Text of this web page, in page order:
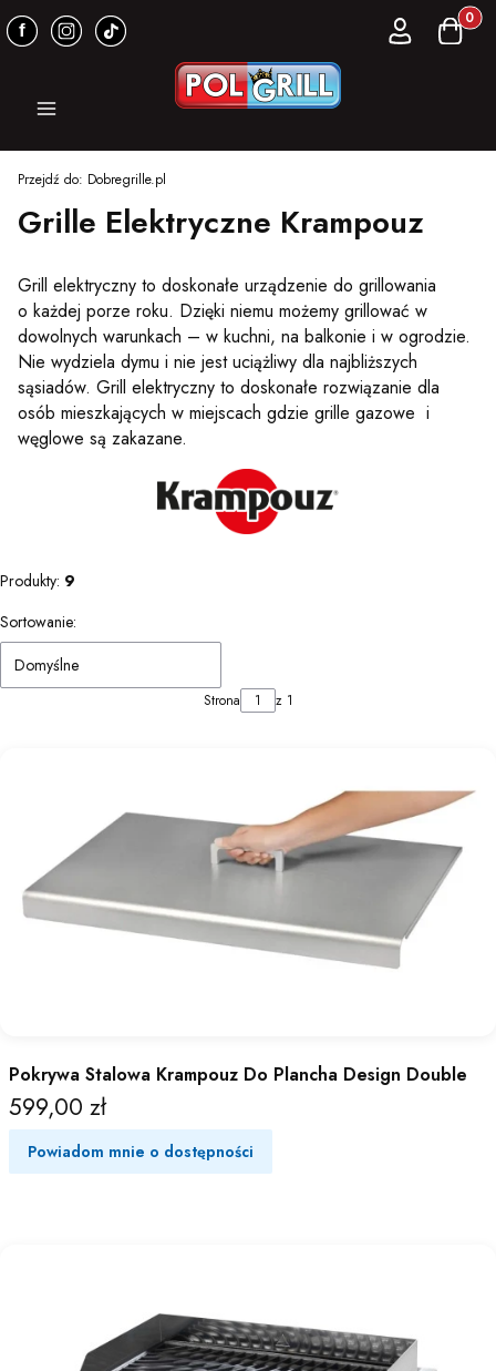
Zaloguj sięKoszyk
Menu
Przejdź do: Dobregrille.pl
Grille Elektryczne Krampouz
Grill elektryczny to doskonałe urządzenie do grillowania
o każdej porze roku. Dzięki niemu możemy grillować w
dowolnych warunkach – w kuchni, na balkonie i w ogrodzie.
Nie wydziela dymu i nie jest uciążliwy dla najbliższych
sąsiadów. Grill elektryczny to doskonałe rozwiązanie dla
osób mieszkających w miejscach gdzie grille gazowe i
węglowe są zakazane.
Produkty: 9
Lista produktów
Sortowanie:
Domyślne
Strona z 1
Pokrywa Stalowa Krampouz Do Plancha Design Double
Cena
599,00 zł
Powiadom mnie o dostępności